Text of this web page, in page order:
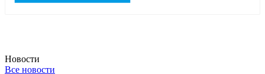
Новости
Все новости